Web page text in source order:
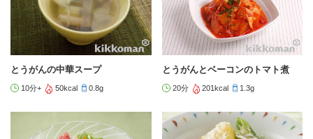
とうがんの中華スープ
10分+ 50kcal 0.8g
とうがんとベーコンのトマト煮
20分 201kcal 1.3g